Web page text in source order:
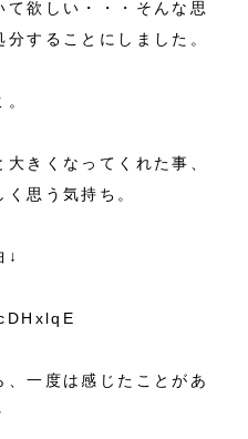
欲しい・・・そんな思
することにしました。
きくなってくれた事、
思う気持ち。
↓
一度は感じたことがあ